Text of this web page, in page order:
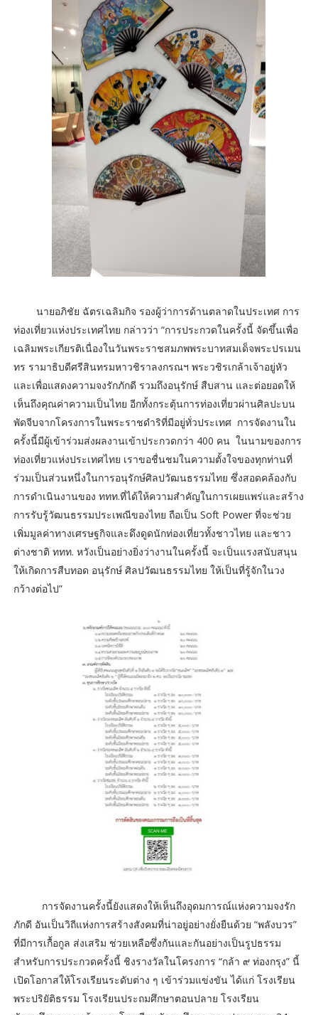
นายอภิชัย ฉัตรเฉลิมกิจ รองผู้ว่าการด้านตลาดในประเทศ การ
ท่องเที่ยวแห่งประเทศไทย กล่าวว่า “การประกวดในครั้งนี้ จัดขึ้นเพื่อ
เฉลิมพระเกียรติเนื่องในวันพระราชสมภพพระบาทสมเด็จพระปรเมน
ทร รามาธิบดีศรีสินทรมหาวชิราลงกรณฯ พระวชิรเกล้าเจ้าอยู่หัว
และเพื่อแสดงความจงรักภักดี รวมถึงอนุรักษ์ สืบสาน และต่อยอดให้
เห็นถึงคุณค่าความเป็นไทย อีกทั้งกระตุ้นการท่องเที่ยวผ่านศิลปะบน
พัดจีบจากโครงการในพระราชดําริที่มีอยู่ทั่วประเทศ การจัดงานใน
ครั้งนี้มีผู้เข้าร่วมส่งผลงานเข้าประกวดกว่า 400 คน ในนามของการ
ท่องเที่ยวแห่งประเทศไทย เราขอชื่นชมในความตั้งใจของทุกท่านที่
ร่วมเป็นส่วนหนึ่งในการอนุรักษ์ศิลปวัฒนธรรมไทย ซึ่งสอดคล้องกับ
การดําเนินงานของ ททท.ที่ได้ให้ความสําคัญในการเผยแพร่และสร้าง
การรับรู้วัฒนธรรมประเพณีของไทย ถือเป็น Soft Power ที่จะช่วย
เพิ่มมูลค่าทางเศรษฐกิจและดึงดูดนักท่องเที่ยวทั้งชาวไทย และชาว
ต่างชาติ ททท. หวังเป็นอย่างยิ่งว่างานในครั้งนี้ จะเป็นแรงสนับสนุน
ให้เกิดการสืบทอด อนุรักษ์ ศิลปวัฒนธรรมไทย ให้เป็นที่รู้จักในวง
กว้างต่อไป”
การจัดงานครั้งนี้ยังแสดงให้เห็นถึงอุดมการณ์แห่งความจงรัก
ภักดี อันเป็นวิถีแห่งการสร้างสังคมที่น่าอยู่อย่างยั่งยืนด้วย “พลังบวร”
ที่มีการเกื้อกูล ส่งเสริม ช่วยเหลือซึ่งกันและกันอย่างเป็นรูปธรรม
สำหรับการประกวดครั้งนี้ ชิงรางวัลในโครงการ “กล้า ๙ ท่องกรุง” นี้
เปิดโอกาสให้โรงเรียนระดับต่าง ๆ เข้าร่วมแข่งขัน ได้แก่ โรงเรียน
พระปริยัติธรรม โรงเรียนประถมศึกษาตอนปลาย โรงเรียน